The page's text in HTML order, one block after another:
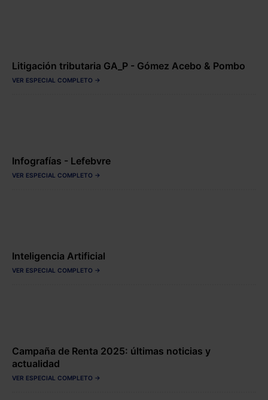
Litigación tributaria GA_P - Gómez Acebo & Pombo
VER ESPECIAL COMPLETO →
Infografías - Lefebvre
VER ESPECIAL COMPLETO →
Inteligencia Artificial
VER ESPECIAL COMPLETO →
Campaña de Renta 2025: últimas noticias y
actualidad
VER ESPECIAL COMPLETO →